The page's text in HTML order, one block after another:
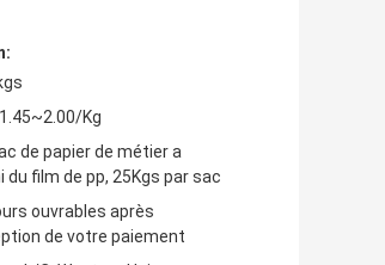
Kg
de papier de métier a
du film de pp, 25Kgs par sac
ouvrables après
de votre paiement